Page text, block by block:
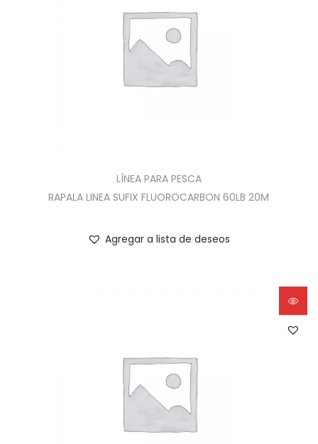
LÍNEA PARA PESCA
RAPALA LINEA SUFIX FLUOROCARBON 60LB 20M
Agregar a lista de deseos